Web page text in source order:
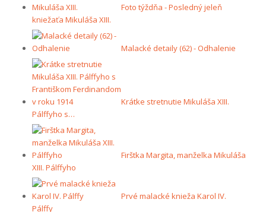
Foto týždňa - Posledný jeleň
kniežaťa Mikuláša XIII.
Malacké detaily (62) - Odhalenie
Krátke stretnutie Mikuláša XIII.
Pálffyho s…
Firštka Margita, manželka Mikuláša
XIII. Pálffyho
Prvé malacké knieža Karol IV.
Pálffy